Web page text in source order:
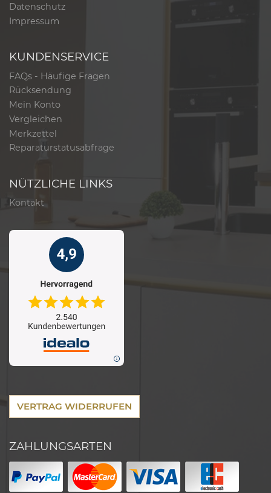
Datenschutz
Impressum
KUNDENSERVICE
FAQs - Häufige Fragen
Rücksendung
Mein Konto
Vergleichen
Merkzettel
Reparaturstatusabfrage
NÜTZLICHE LINKS
Kontakt
VERTRAG WIDERRUFEN
ZAHLUNGSARTEN